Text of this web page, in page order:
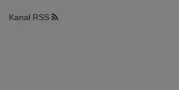
Kanał RSS